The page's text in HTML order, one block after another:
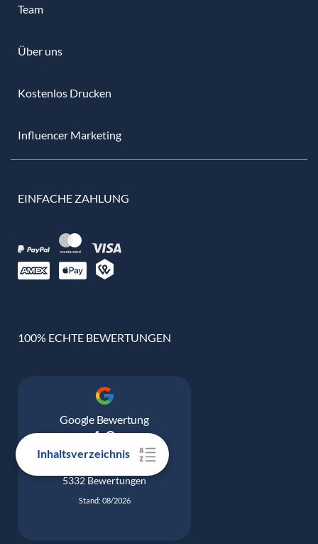
Inhaltsverzeichnis
Team
Über uns
Kostenlos Drucken
Influencer Marketing
EINFACHE ZAHLUNG
100% ECHTE BEWERTUNGEN
Google Bewertung
4.9
5332 Bewertungen
Stand: 08/2026